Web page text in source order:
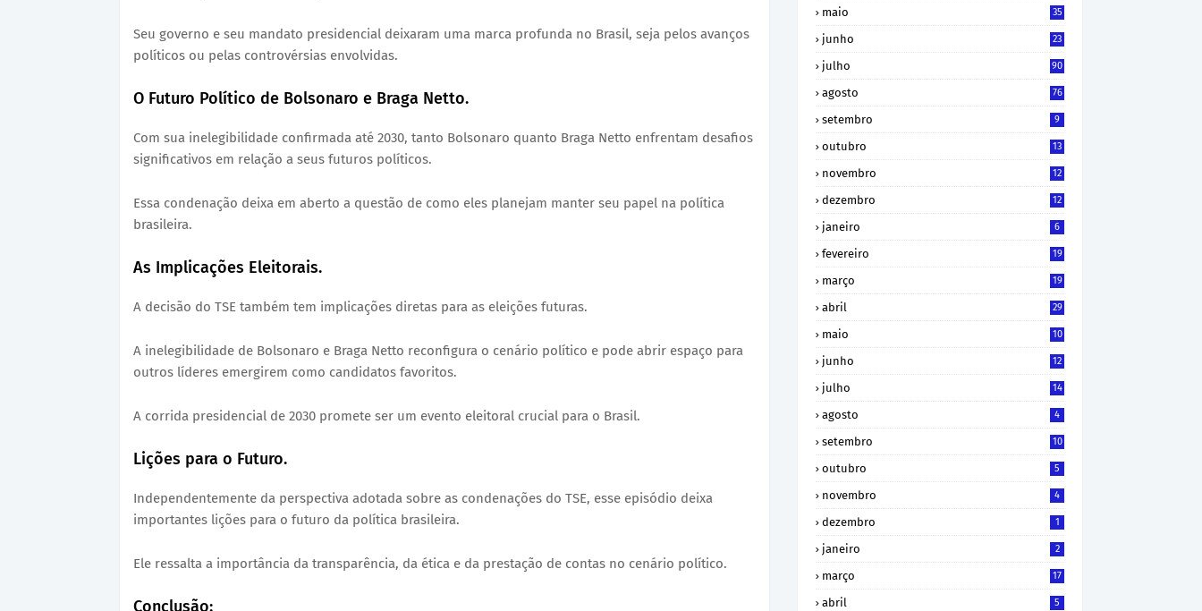
Seu governo e seu mandato presidencial deixaram uma marca profunda no Brasil, seja pelos avanços
políticos ou pelas controvérsias envolvidas.
O Futuro Político de Bolsonaro e Braga Netto.
Com sua inelegibilidade confirmada até 2030, tanto Bolsonaro quanto Braga Netto enfrentam desafios
significativos em relação a seus futuros políticos.
Essa condenação deixa em aberto a questão de como eles planejam manter seu papel na política
brasileira.
As Implicações Eleitorais.
A decisão do TSE também tem implicações diretas para as eleições futuras.
A inelegibilidade de Bolsonaro e Braga Netto reconfigura o cenário político e pode abrir espaço para
outros líderes emergirem como candidatos favoritos.
A corrida presidencial de 2030 promete ser um evento eleitoral crucial para o Brasil.
Lições para o Futuro.
Independentemente da perspectiva adotada sobre as condenações do TSE, esse episódio deixa
importantes lições para o futuro da política brasileira.
Ele ressalta a importância da transparência, da ética e da prestação de contas no cenário político.
Conclusão:
maio 35
junho 23
julho 90
agosto 76
setembro 9
outubro 13
novembro 12
dezembro 12
janeiro 6
fevereiro 19
março 19
abril 29
maio 10
junho 12
julho 14
agosto 4
setembro 10
outubro 5
novembro 4
dezembro 1
janeiro 2
março 17
abril 5